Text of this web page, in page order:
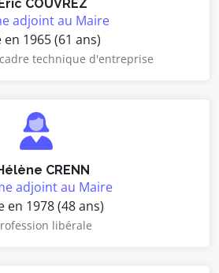
COUVREZ
adjoint au Maire
en 1965 (61 ans)
technique d'entreprise
CRENN
adjoint au Maire
en 1978 (48 ans)
libérale